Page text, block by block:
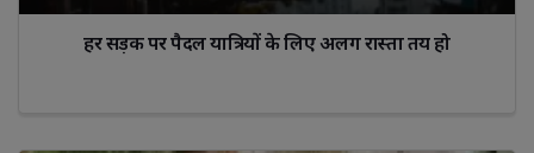
हर सड़क पर पैदल यात्रियों के लिए अलग रास्ता तय हो